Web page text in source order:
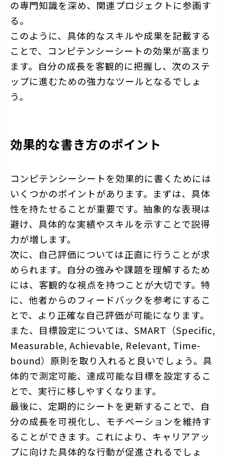
の専門知識を深め、関連プロジェクトに参画す
る。
このように、具体的なスキルや成果を記載する
ことで、コンピテンシーシートの効果が高まり
ます。自分の成長を客観的に把握し、次のステ
ップに進むための強力なツールとなるでしょ
う。
効果的な書き方のポイント
コンピテンシーシートを効果的に書くためには
いくつかのポイントがあります。まずは、具体
性を持たせることが重要です。抽象的な表現は
避け、具体的な実績やスキルを示すことで説得
力が増します。
次に、自己評価については正直に行うことが求
められます。自分の強みや課題を理解するため
には、客観的な視点を持つことが大切です。特
に、他者からのフィードバックを参考にするこ
とで、より正確な自己評価が可能になります。
また、目標設定については、SMART（Specific,
Measurable, Achievable, Relevant, Time-
bound）原則を取り入れると良いでしょう。具
体的で測定可能、達成可能な目標を設定するこ
とで、実行に移しやすくなります。
最後に、定期的にシートを更新することで、自
分の成長を可視化し、モチベーションを維持す
ることができます。これにより、キャリアアッ
プに向けた具体的な行動が促進されるでしょ